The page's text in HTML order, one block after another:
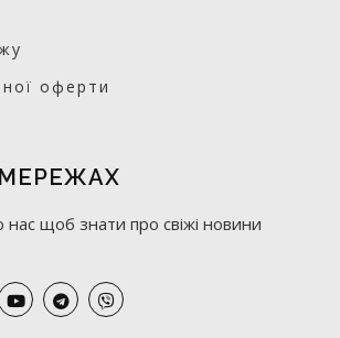
оферти
щоб знати про свіжі новини